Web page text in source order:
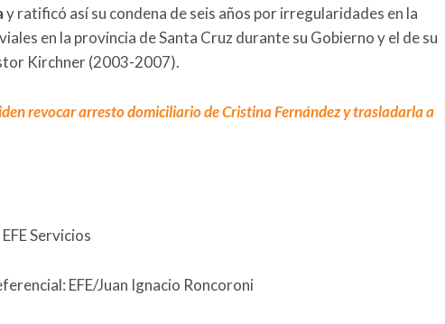
y ratificó así su condena de seis años por irregularidades en la
en la provincia de Santa Cruz durante su Gobierno y el de su
Kirchner (2003-2007).
revocar arresto domiciliario de Cristina Fernández y trasladarla a
Servicios
EFE/Juan Ignacio Roncoroni